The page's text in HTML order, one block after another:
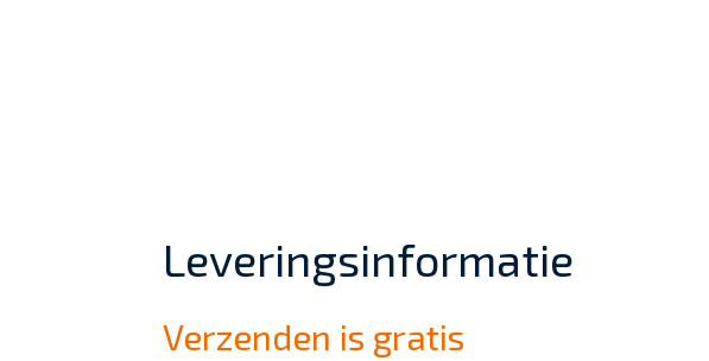
Leveringsinformatie
Verzenden is gratis